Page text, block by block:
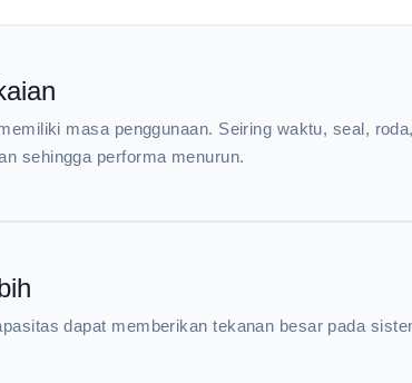
masa penggunaan. Seiring waktu, seal,
sehingga performa menurun.
dapat memberikan tekanan besar pada